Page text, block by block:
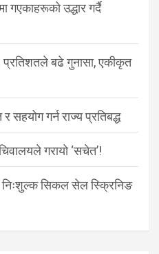
गएकाहरूको उद्धार गर्दै
प्रतिशतले बढे गुनासा, एकीकृत
सहयोग गर्न राज्य प्रतिबद्ध
गरायो ‘सचेत’!
निःशुल्क सिकल सेल स्क्रिनिङ